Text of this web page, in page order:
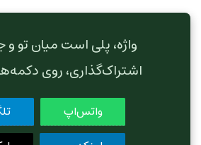
واژه، پلی است میان تو و
اشتراک‌گذاری، روی
واتس‌اپ